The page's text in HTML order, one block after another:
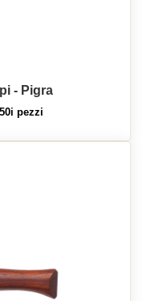
- Pigra
pezzi